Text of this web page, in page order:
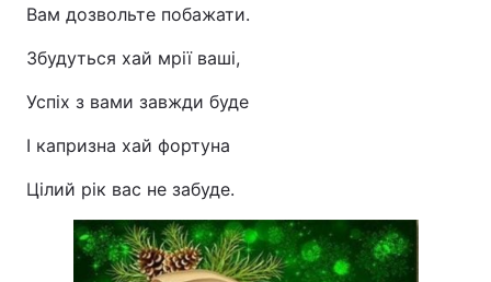
Вам дозвольте побажати.
Збудуться хай мрії ваші,
Успіх з вами завжди буде
І капризна хай фортуна
Цілий рік вас не забуде.